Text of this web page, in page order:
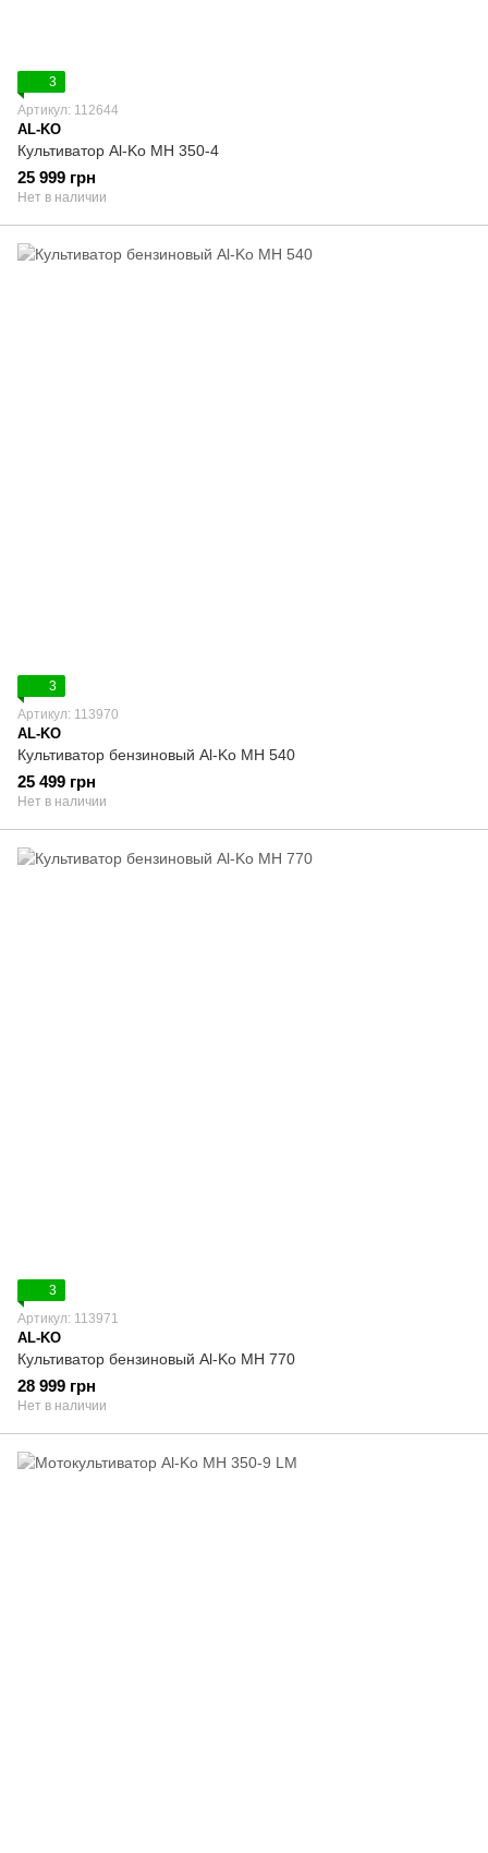
3
Артикул: 112644
AL-KO
Культиватор Al-Ko МH 350-4
25 999 грн
Нет в наличии
3
Артикул: 113970
AL-KO
Культиватор бензиновый Al-Ko MH 540
25 499 грн
Нет в наличии
3
Артикул: 113971
AL-KO
Культиватор бензиновый Al-Ko MH 770
28 999 грн
Нет в наличии